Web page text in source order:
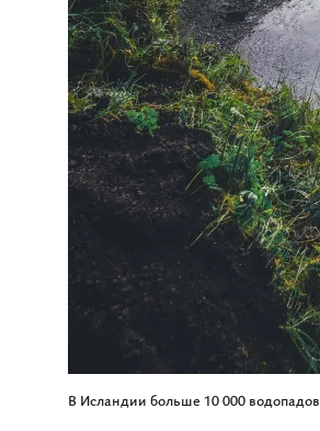
В Исландии больше 10 000 водопадов